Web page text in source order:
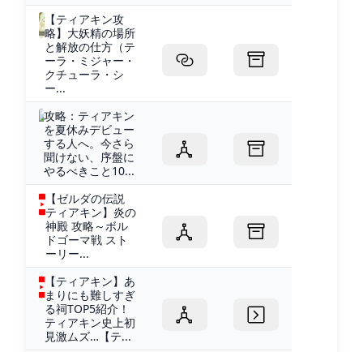
【ティアキン攻
略】大妖精の場所
と解放の仕方（テ
ーラ・ミジャー・
クチューラ・シ
ー...
攻略：ティアキン
を夏休みデビュー
する人へ。今さら
聞けない、序盤に
やるべきこと10...
【ゼルダの伝説
ティアキン】炎の
神殿 攻略～ボル
ドゴーマ戦 スト
ーリー...
【ティアキン】あ
まりにも難しすぎ
る祠TOP5紹介！
ティアキン史上初
見激ムズ…【テ...